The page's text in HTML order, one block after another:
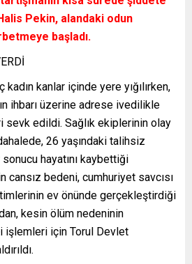
Pekin, alandaki odun
başladı.
kanlar içinde yere yığılırken,
ihbarı üzerine adrese ivedilikle
sevk edildi. Sağlık ekiplerinin olay
26 yaşındaki talihsiz
sonucu hayatını kaybettiği
cansız bedeni, cumhuriyet savcısı
ev önünde gerçekleştirdiği
kesin ölüm nedeninin
için Torul Devlet